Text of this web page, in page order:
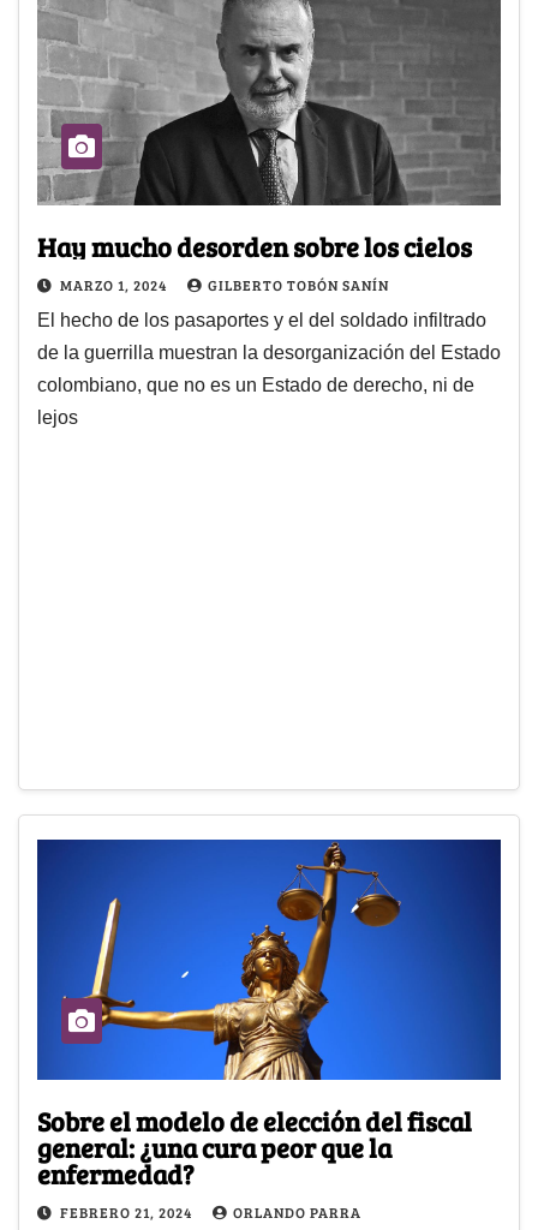
Hay mucho desorden sobre los cielos
MARZO 1, 2024 GILBERTO TOBÓN SANÍN
El hecho de los pasaportes y el del soldado infiltrado
de la guerrilla muestran la desorganización del Estado
colombiano, que no es un Estado de derecho, ni de
lejos
Sobre el modelo de elección del fiscal
general: ¿una cura peor que la
enfermedad?
FEBRERO 21, 2024 ORLANDO PARRA